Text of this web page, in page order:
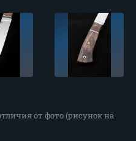
от фото (рисунок на